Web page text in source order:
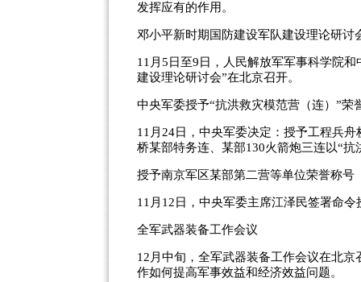
发挥应有的作用。
邓小平新时期国防建设军队建设理论研讨
11月5日至9日，人民解放军军事科学院
建设理论研讨会”在北京召开。
中央军委授予“抗洪救灾模范营（连）”荣
11月24日，中央军委决定：授予工程兵
桥某部特务连、某部130火箭炮三连以“抗
授予南京军区某部第二营等单位荣誉称号
11月12日，中央军委主席江泽民签署命
全军武器装备工作会议
12月中旬，全军武器装备工作会议在北
作如何提高军事效益和经济效益问题。